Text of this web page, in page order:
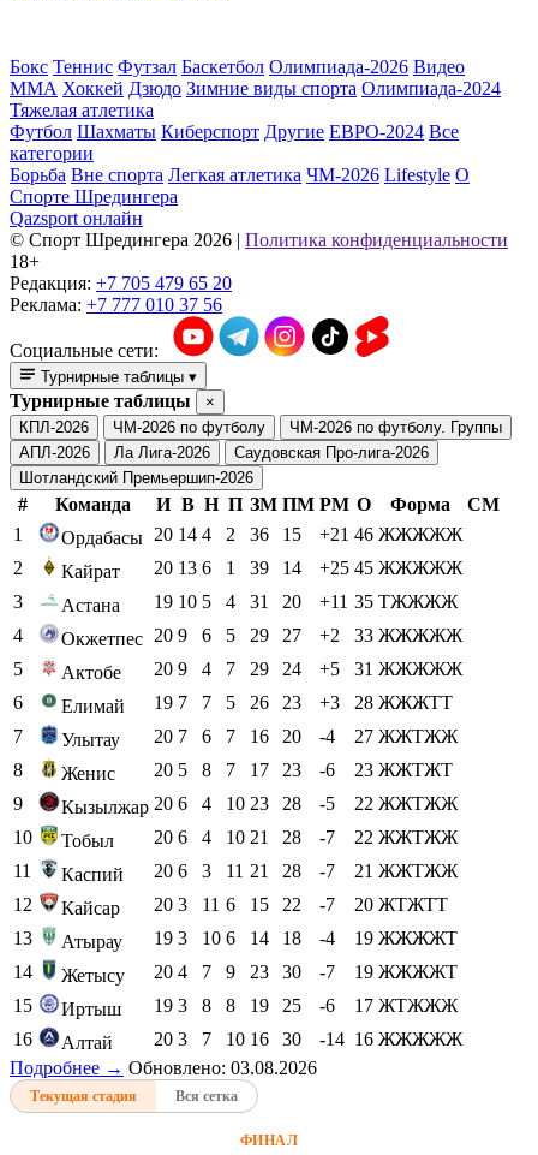
Бокс Теннис Футзал Баскетбол Олимпиада-2026 Видео
ММА Хоккей Дзюдо Зимние виды спорта Олимпиада-2024
Тяжелая атлетика
Футбол Шахматы Киберспорт Другие ЕВРО-2024 Все
категории
Борьба Вне спорта Легкая атлетика ЧМ-2026 Lifestyle О
Спорте Шредингера
Qazsport онлайн
© Cпорт Шредингера 2026 | Политика конфиденциальности
18+
Редакция: +7 705 479 65 20
Реклама: +7 777 010 37 56
Социальные сети:
Турнирные таблицы ▾
Турнирные таблицы
×
КПЛ-2026
ЧМ-2026 по футболу
ЧМ-2026 по футболу. Группы
АПЛ-2026
Ла Лига-2026
Саудовская Про-лига-2026
Шотландский Премьершип-2026
# Команда И В Н П ЗМ ПМ РМ О Форма
СМ
1
Ордабасы 20 14 4 2 36 15 +21 46 ЖЖЖЖЖ
2
Кайрат 20 13 6 1 39 14 +25 45 ЖЖЖЖЖ
3
Астана 19 10 5 4 31 20 +11 35 ТЖЖЖЖ
4
Окжетпес 20 9 6 5 29 27 +2 33 ЖЖЖЖЖ
5
Актобе 20 9 4 7 29 24 +5 31 ЖЖЖЖЖ
6
Елимай 19 7 7 5 26 23 +3 28 ЖЖЖТТ
7
Улытау 20 7 6 7 16 20 -4 27 ЖЖТЖЖ
8
Женис 20 5 8 7 17 23 -6 23 ЖЖТЖТ
9
Кызылжар 20 6 4 10 23 28 -5 22 ЖЖТЖЖ
10
Тобыл 20 6 4 10 21 28 -7 22 ЖЖТЖЖ
11
Каспий 20 6 3 11 21 28 -7 21 ЖЖТЖЖ
12
Кайсар 20 3 11 6 15 22 -7 20 ЖТЖТТ
13
Атырау 19 3 10 6 14 18 -4 19 ЖЖЖЖТ
14
Жетысу 20 4 7 9 23 30 -7 19 ЖЖЖЖТ
15
Иртыш 19 3 8 8 19 25 -6 17 ЖТЖЖЖ
16
Алтай 20 3 7 10 16 30 -14 16 ЖЖЖЖЖ
Подробнее → Обновлено: 03.08.2026
Текущая стадия Вся сетка
ФИНАЛ